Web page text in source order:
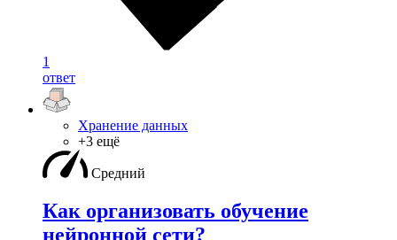
1
ответ
Хранение данных
+3 ещё
Средний
Как организовать обучение
нейронной сети?